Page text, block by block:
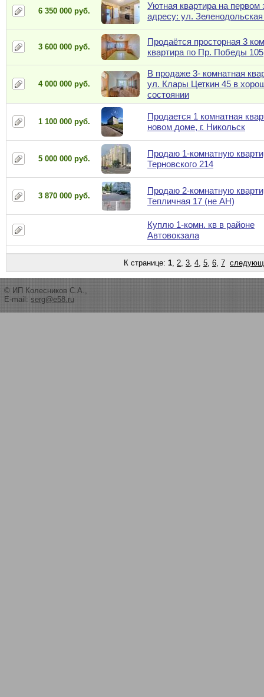
6 350 000 руб.
Уютная квартира на первом
адресу: ул.
3 600 000 руб.
Продаётся просторная 3
квартира по Пр. Победы 105
4 000 000 руб.
В продаже 3- комнатная
ул. Клары Цеткин 45 в
состоянии
1 100 000 руб.
Продается 1 комнатная
новом доме, г. Никольск
5 000 000 руб.
Продаю 1-комнатную
Терновского 214
3 870 000 руб.
Продаю 2-комнатную
Тепличная 17 (не АН)
Куплю 1-комн. кв в районе
Автовокзала
К странице: 1, 2, 3, 4, 5, 6, 7
© ИП Колесников С.А.,
E-mail: serg@e58.ru